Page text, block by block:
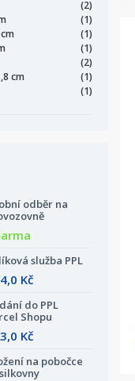
(2)
(1)
(1)
(1)
(2)
cm
(1)
(1)
odběr na
služba PPL
Kč
do PPL
Shopu
Kč
na pobočce